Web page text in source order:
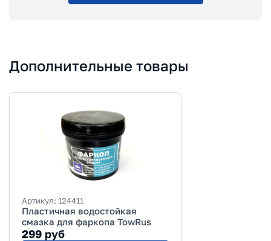
Дополнительные товары
Артикул: 124411
Пластичная водостойкая
смазка для фаркопа TowRus
299 руб